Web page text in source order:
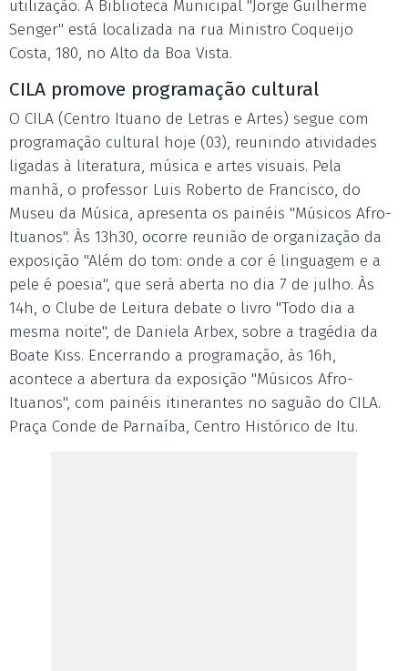
utilização. A Biblioteca Municipal "Jorge Guilherme
Senger" está localizada na rua Ministro Coqueijo
Costa, 180, no Alto da Boa Vista.
CILA promove programação cultural
O CILA (Centro Ituano de Letras e Artes) segue com
programação cultural hoje (03), reunindo atividades
ligadas à literatura, música e artes visuais. Pela
manhã, o professor Luis Roberto de Francisco, do
Museu da Música, apresenta os painéis "Músicos Afro-
Ituanos". Às 13h30, ocorre reunião de organização da
exposição "Além do tom: onde a cor é linguagem e a
pele é poesia", que será aberta no dia 7 de julho. Às
14h, o Clube de Leitura debate o livro "Todo dia a
mesma noite", de Daniela Arbex, sobre a tragédia da
Boate Kiss. Encerrando a programação, às 16h,
acontece a abertura da exposição "Músicos Afro-
Ituanos", com painéis itinerantes no saguão do CILA.
Praça Conde de Parnaíba, Centro Histórico de Itu.